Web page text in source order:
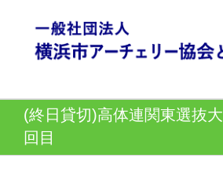
content
(終日貸切)高体連関東選抜
回目